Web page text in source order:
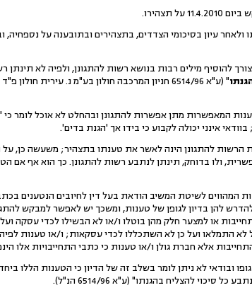
תצהירו.
עיון בסיכומי הצדדים, בתצהירים ובתובענה על נספחיה,
להוסיף מילים רבות בנושא רשות להתגונן, ולפיה לא תינתן
" (ע"א 6514/96 חניון המרכבה חולון בע"מ נ. עירית חולון פ"ד נב (1) 390) אשר צוטט בע"א 10189/07
המאפשרות מתן אפשרות להתגונן ובהחלט לא אוכל לומר כי
להתגונן הינה לאשר את טענתו בתצהיר; משעשה כן, על
ולו בדוחק, תינתן לנתבע רשות להתגונן. כך הוא אף אם
המהווים לשיטת המשיב הודאת בעל דין לחיובים הנטענים
להן בדיון לגופן של טענות, ומשכך יש לאפשר למבקש
או למצער חלק מהן בוטלו ו/או לא הבשילו לכדי עסקה ועל
התמלאו ועל כן לא השתכללו לכדי עסקאות; ו/או טענות
אלא חברת גולן ו/או טענות כי כתבי התחייבויות אלו
ובודאי לא ניתן לומר בשלב זה של הדיון כי הטענות הללו
להצליח בהגנתו" (ע"א 6514/96 הנ"ל).